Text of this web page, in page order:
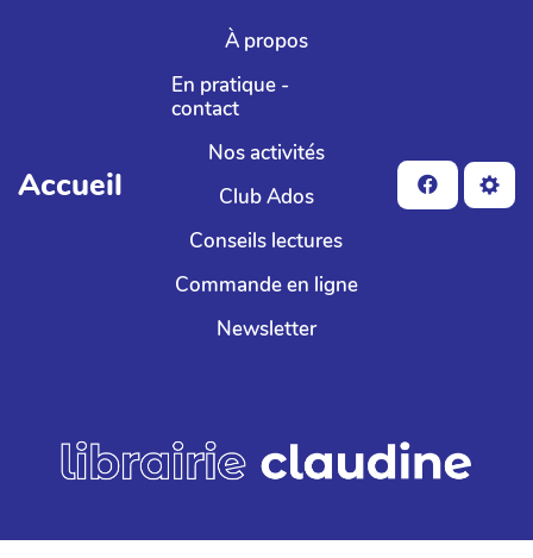
Aller au contenu principal
Accueil
À propos
En pratique -
contact
Nos activités
Club Ados
Conseils lectures
Commande en ligne
Newsletter